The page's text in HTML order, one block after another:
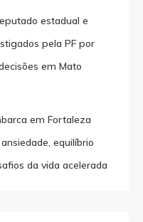
estadual e
pela PF por
em Mato
em Fortaleza
equilíbrio
da vida acelerada